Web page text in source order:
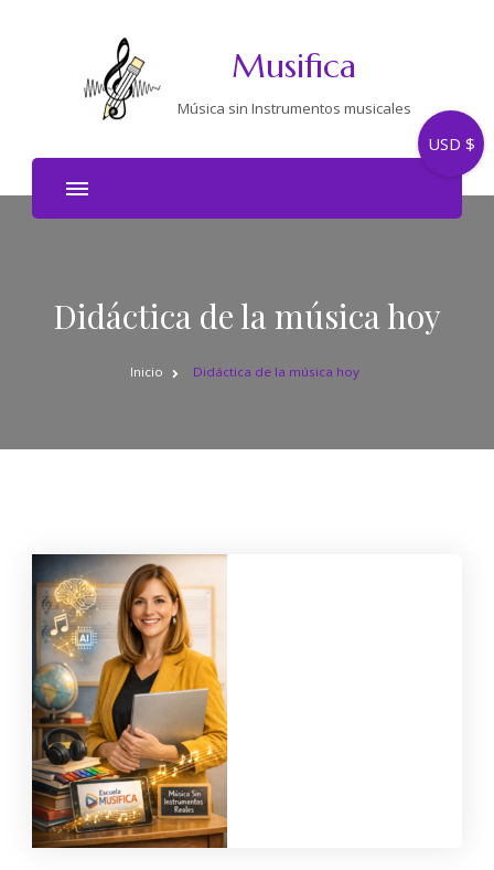
Musifica
Música sin Instrumentos musicales
Didáctica de la música hoy
Inicio Didáctica de la música hoy
USD $